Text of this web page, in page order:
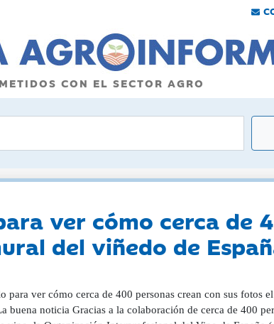
CON EL SECTOR AGRO
ver cómo cerca de
del viñedo de
para ver cómo cerca de 400 personas crean con sus fotos
buena noticia Gracias a la colaboración de cerca de 400